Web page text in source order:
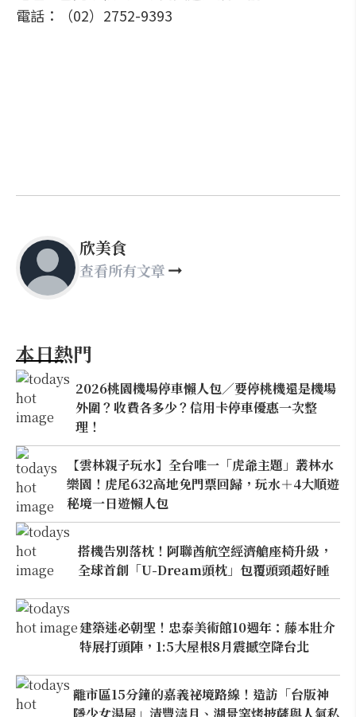
電話：（02）2752-9393
欣美食
查看所有文章
本日熱門
2026桃園機場停車懶人包／要停桃機還是機場
外圍？收費各多少？信用卡停車優惠一次整
理！
【雲林親子玩水】全台唯一「虎爺主題」叢林水
樂園！虎尾632高地免門票回歸，玩水＋4大順遊
秘境一日遊懶人包
搭機告別落枕！阿聯酋航空經濟艙座椅升級，
全球首創「U-Dream頭枕」包覆頭頸超好睡
建築迷必朝聖！忠泰美術館10週年：藤本壯介
特展打頭陣，1:5大屋根8月震撼空降台北
離市區15分鐘的嘉義祕境路線！造訪「台版神
隱少女湯屋」清豐濤月、湖景窯烤披薩與人氣私